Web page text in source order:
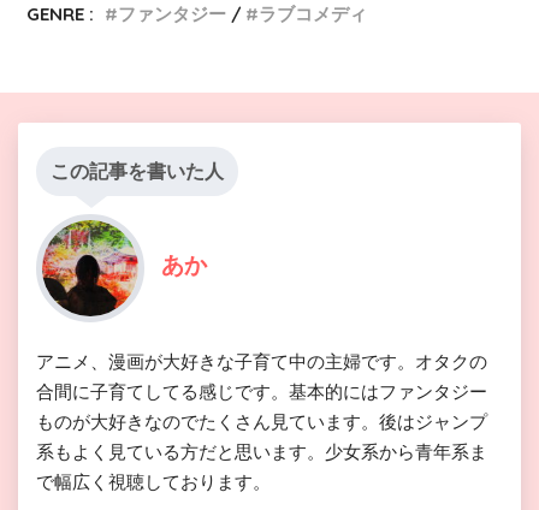
GENRE :
ファンタジー ラブコメディ
この記事を書いた人
あか
アニメ、漫画が大好きな子育て中の主婦です。オタクの
合間に子育てしてる感じです。基本的にはファンタジー
ものが大好きなのでたくさん見ています。後はジャンプ
系もよく見ている方だと思います。少女系から青年系ま
で幅広く視聴しております。